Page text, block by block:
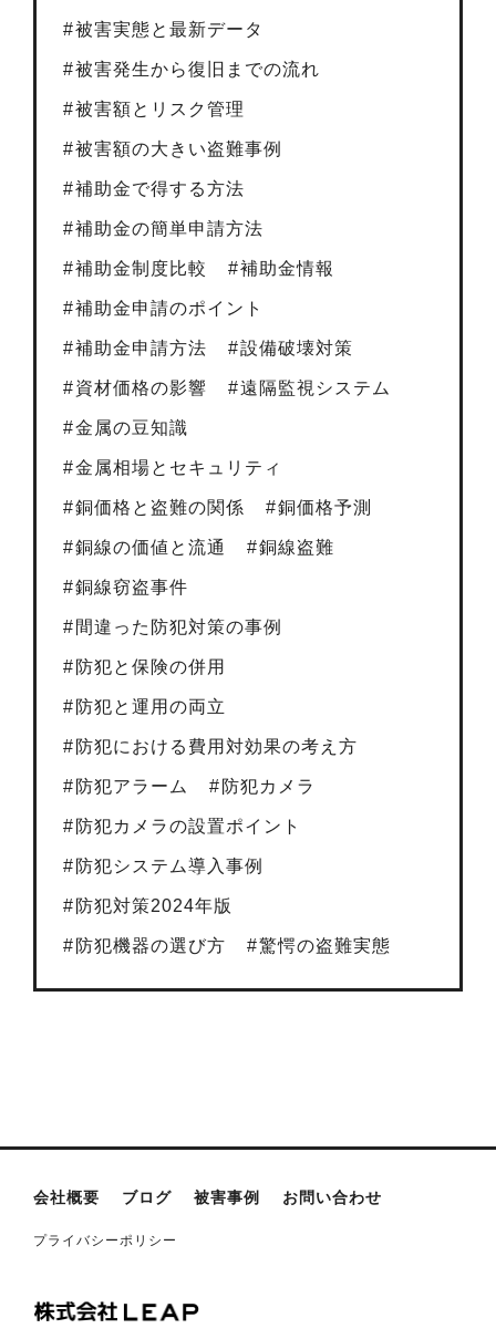
被害実態と最新データ
被害発生から復旧までの流れ
被害額とリスク管理
被害額の大きい盗難事例
補助金で得する方法
補助金の簡単申請方法
補助金制度比較 補助金情報
補助金申請のポイント
補助金申請方法 設備破壊対策
資材価格の影響 遠隔監視システム
金属の豆知識
金属相場とセキュリティ
銅価格と盗難の関係 銅価格予測
銅線の価値と流通 銅線盗難
銅線窃盗事件
間違った防犯対策の事例
防犯と保険の併用
防犯と運用の両立
防犯における費用対効果の考え方
防犯アラーム 防犯カメラ
防犯カメラの設置ポイント
防犯システム導入事例
防犯対策2024年版
防犯機器の選び方 驚愕の盗難実態
会社概要 ブログ 被害事例 お問い合わせ
プライバシーポリシー